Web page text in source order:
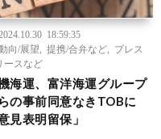
18:59:35
向/展望
提携/合弁など
プレス
ースなど
海運、富洋海運グループ
の事前同意なきTOBに
意見表明留保」